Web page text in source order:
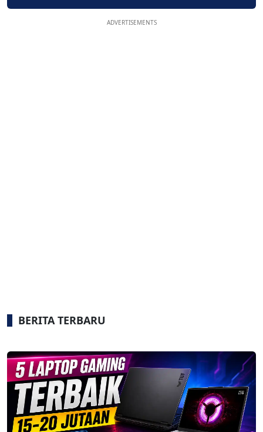
ADVERTISEMENTS
BERITA TERBARU